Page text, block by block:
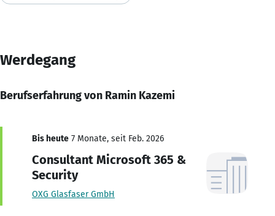
Werdegang
Berufserfahrung von Ramin Kazemi
Bis heute 7 Monate, seit Feb. 2026
Consultant Microsoft 365 &
Security
OXG Glasfaser GmbH